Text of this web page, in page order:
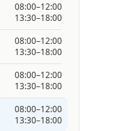
08:00–12:00
13:30–18:00
08:00–12:00
13:30–18:00
08:00–12:00
13:30–18:00
08:00–12:00
13:30–18:00